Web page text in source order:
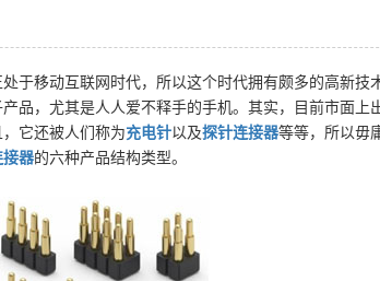
于移动互联网时代，所以这个时代拥有颇多的高新技
品，尤其是人人爱不释手的手机。其实，目前市面上
它还被人们称为充电针以及探针连接器等等，所以毋
器的六种产品结构类型。